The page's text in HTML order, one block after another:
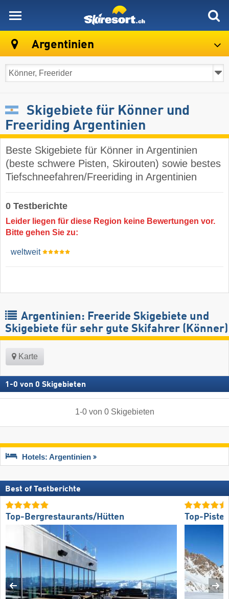
Argentinien
Skigebiete für Könner und
Freeriding Argentinien
Beste Skigebiete für Könner in Argentinien
(beste schwere Pisten, Skirouten) sowie bestes
Tiefschneefahren/Freeriding in Argentinien
0 Testberichte
Leider liegen für diese Region keine Bewertungen vor.
Bitte gehen Sie zu:
weltweit
Argentinien: Freeride Skigebiete und
Skigebiete für sehr gute Skifahrer (Könner)
Karte
1 -0 von 0 Skigebieten
1-0von 0 Skigebieten
Hotels: Argentinien
Best of Testberichte
Top-Bergrestaurants/Hütten Top-